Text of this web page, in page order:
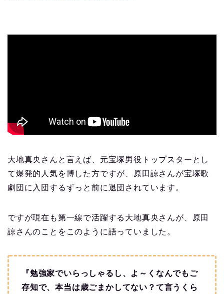
大地真央さんと言えば、元宝塚男役トップスターとし
て爆発的人気を博した方ですが、原田諒さんが宝塚歌
劇団に入団するずっと前に退団されています。
ですが現在も第一線で活躍する大地真央さんが、原田
諒さんのことをこのように語っていました。
『勉強家でいらっしゃるし、よ～くなんでもご
存知で、本当は歳ごまかしてない？て言うくら